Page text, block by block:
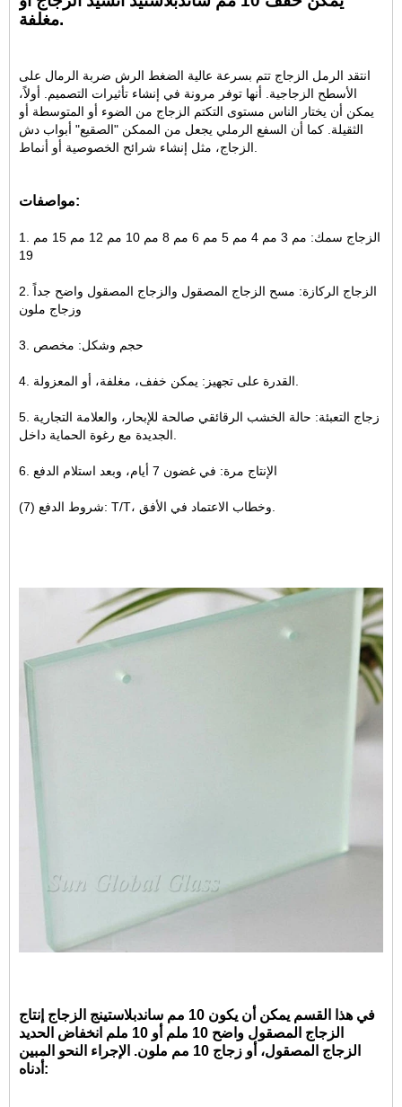
مغلفة.
انتقد الرمل الزجاج تتم بسرعة عالية الضغط الرش ضربة الرمال على
الأسطح الزجاجية. أنها توفر مرونة في إنشاء تأثيرات التصميم. أولاً،
يمكن أن يختار الناس مستوى التكتم الزجاج من الضوء أو المتوسطة أو
الثقيلة. كما أن السفع الرملي يجعل من الممكن "الصقيع" أبواب دش
مواصفات:
1. الزجاج سمك: مم 3 مم 4 مم 5 مم 6 مم 8 مم 10 مم 12 مم 15 مم
2. الزجاج الركازة: مسح الزجاج المصقول والزجاج المصقول واضح جداً
5. زجاج التعبئة: حالة الخشب الرقائقي صالحة للإبحار، والعلامة التجارية
في هذا القسم يمكن أن يكون 10 مم ساندبلاستينج الزجاج إنتاج
الزجاج المصقول واضح 10 ملم أو 10 ملم انخفاض الحديد
الزجاج المصقول، أو زجاج 10 مم ملون. الإجراء النحو المبين
أدناه: